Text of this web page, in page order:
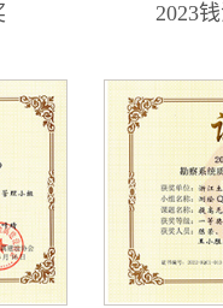
2023